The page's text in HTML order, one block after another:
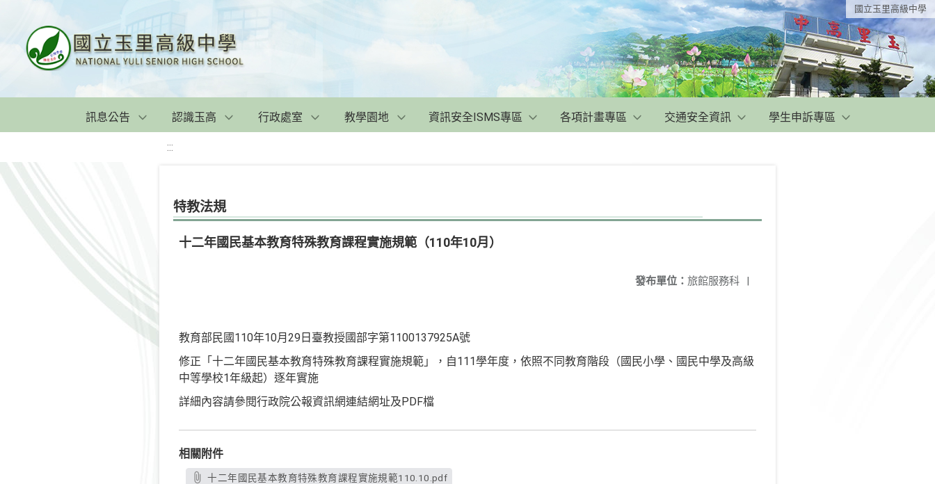
國立玉里高級中學
訊息公告 認識玉高 行政處室 教學園地 資訊安全ISMS專區 各項計畫專區 交通安全資訊 學生申訴專區
:::
特教法規
十二年國民基本教育特殊教育課程實施規範（110年10月）
發布單位： 旅館服務科 |
教育部民國110年10月29日臺教授國部字第1100137925A號
修正「十二年國民基本教育特殊教育課程實施規範」，自111學年度，依照不同教育階段（國民小學、國民中學及高級
中等學校1年級起）逐年實施
詳細內容請參閱行政院公報資訊網連結網址及PDF檔
相關附件
十二年國民基本教育特殊教育課程實施規範110.10.pdf